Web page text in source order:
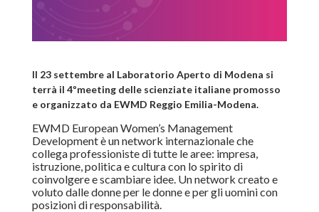
Il 23 settembre al Laboratorio Aperto di Modena si
terrà il 4ºmeeting delle scienziate italiane promosso
e organizzato da EWMD Reggio Emilia-Modena.
EWMD European Women’s Management
Development è un network internazionale che
collega professioniste di tutte le aree: impresa,
istruzione, politica e cultura con lo spirito di
coinvolgere e scambiare idee. Un network creato e
voluto dalle donne per le donne e per gli uomini con
posizioni di responsabilità.